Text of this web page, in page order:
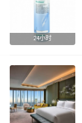
24小时